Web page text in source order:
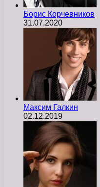
Борис Корчевников
31.07.2020
Максим Галкин
02.12.2019